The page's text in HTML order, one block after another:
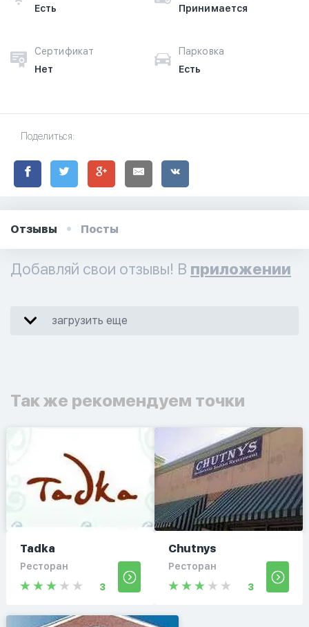
Есть
Принимается
Сертификат
Нет
Парковка
Есть
Поделиться:
Отзывы Посты
Добавляй свои отзывы! В приложении
загрузить еще
Так же рекомендуем точки
Tadka
Ресторан
3
Chutnys
Ресторан
3